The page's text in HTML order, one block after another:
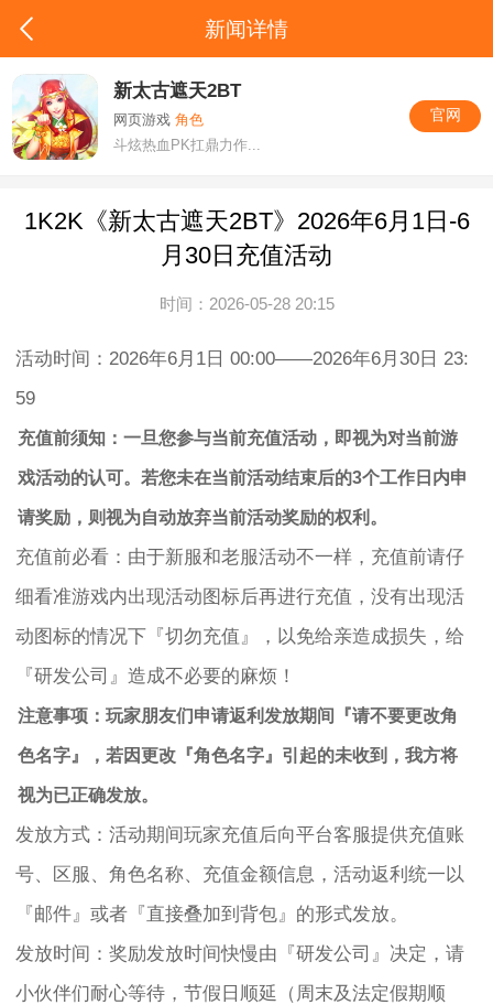
新闻详情
新太古遮天2BT
网页游戏角色
斗炫热血PK扛鼎力作...
官网
1K2K《新太古遮天2BT》2026年6月1日-6
月30日充值活动
时间：2026-05-28 20:15
活动时间：2026年6月1日 00:00——2026年6月30日 23:
59
充值前须知：一旦您参与当前充值活动，即视为对当前游
戏活动的认可。若您未在当前活动结束后的3个工作日内申
请奖励，则视为自动放弃当前活动奖励的权利。
充值前必看：由于新服和老服活动不一样，充值前请仔
细看准游戏内出现活动图标后再进行充值，没有出现活
动图标的情况下『切勿充值』，以免给亲造成损失，给
『研发公司』造成不必要的麻烦！
注意事项：玩家朋友们申请返利发放期间『请不要更改角
色名字』，若因更改『角色名字』引起的未收到，我方将
视为已正确发放。
发放方式：活动期间玩家充值后向平台客服提供充值账
号、区服、角色名称、充值金额信息，活动返利统一以
『邮件』或者『直接叠加到背包』的形式发放。
发放时间：奖励发放时间快慢由『研发公司』决定，请
小伙伴们耐心等待，节假日顺延（周末及法定假期顺